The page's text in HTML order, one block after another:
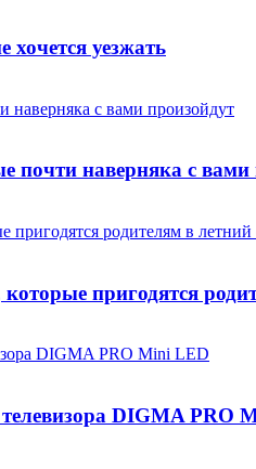
уезжать
почти наверняка с вами
пригодятся
DIGMA PRO